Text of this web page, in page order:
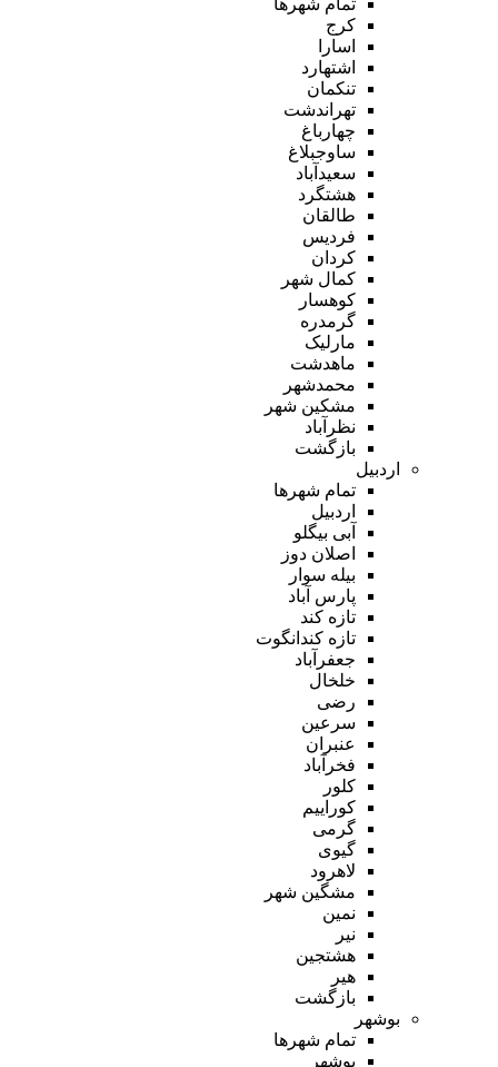
کرج
اسارا
اشتهارد
تنکمان
تهراندشت
چهارباغ
ساوجبلاغ
سعیدآباد
هشتگرد
طالقان
فردیس
کردان
کمال شهر
کوهسار
گرمدره
مارلیک
ماهدشت
محمدشهر
مشکین شهر
نظرآباد
بازگشت
اردبیل
تمام شهر‌ها
اردبیل
آبی بیگلو
اصلان دوز
بیله سوار
پارس آباد
تازه کند
تازه کندانگوت
جعفرآباد
خلخال
رضی
سرعین
عنبران
فخرآباد
کلور
کوراییم
گرمی
گیوی
لاهرود
مشگین شهر
نمین
نیر
هشتجین
هیر
بازگشت
بوشهر
تمام شهر‌ها
بوشهر